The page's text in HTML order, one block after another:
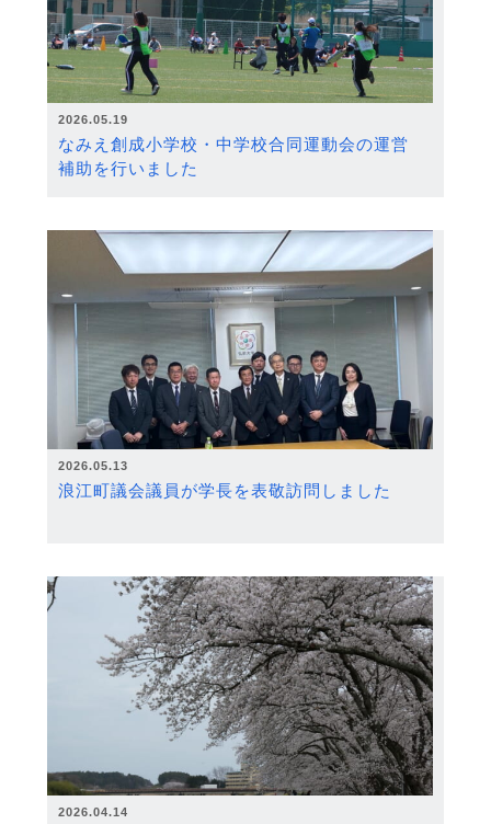
2026.05.19
なみえ創成小学校・中学校合同運動会の運営
補助を行いました
2026.05.13
浪江町議会議員が学長を表敬訪問しました
2026.04.14